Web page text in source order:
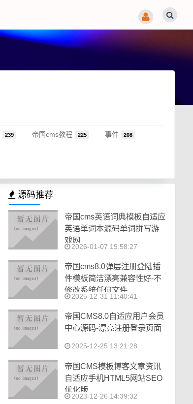
239 帝国cms教程 225 事件 208
源码推荐
帝国cms英语词典模板自适应
英语单词本源码单词拼写游
戏网
2026-01-07 19:58:27
帝国cms8.0弹层注册登陆插
件模板简洁漂亮兼容性好-不
修改系统任何文件
2025-12-31 11:40:41
帝国CMS8.0自适应用户会员
中心源码-漂亮注册登录页面
2025-12-25 13:21:28
帝国CMS模板博客文章资讯
自适应手机HTML5网站SEO
优化版
2023-12-26 14:39:32